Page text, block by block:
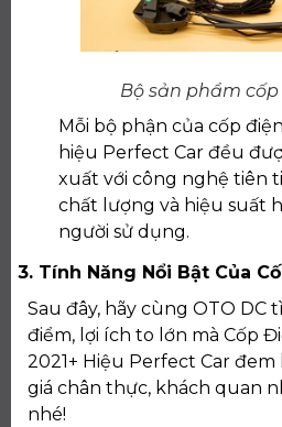
Bộ sản phẩm
Mỗi bộ phận của cốp
hiệu Perfect Car đều
xuất với công nghệ tiên
chất lượng và hiệu suất
người sử dụng.
3. Tính Năng Nổi Bật Của
Sau đây, hãy cùng OTO
điểm, lợi ích to lớn mà Cốp
2021+ Hiệu Perfect Car
giá chân thực, khách quan
nhé!